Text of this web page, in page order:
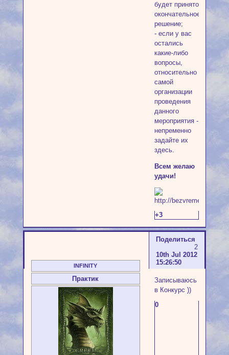
будет принято
окончательное
решение;
- если у вас
остались
какие-либо
вопросы,
относительно
самой
организации
проведения
данного
мероприятия -
непременно
задайте их
здесь.
Всем желаю
удачи!
+3
Поделиться
2
10th Jul 2012
15:26:50
INFINITY
Практик
Записываюсь
в Конкурс ))
0